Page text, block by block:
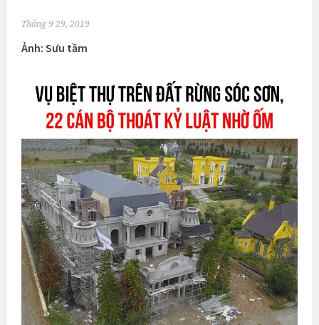
Tháng 9 29, 2019
Ảnh: Sưu tầm